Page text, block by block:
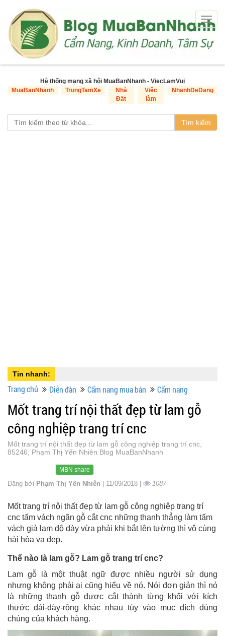
Hệ thống mạng xã hội MuaBanNhanh - ViecLamVui
MuaBanNhanh
TrungTamXe
Nhà
Đất
Việc
làm
NhanhDeDang
Tìm kiếm
Tin nhanh:
Trang chủ Diễn đàn Cẩm nang mua bán Cẩm nang
Mốt trang trí nội thất đẹp từ lam gỗ
công nghiệp trang trí cnc
Mốt trang trí nội thất đẹp từ lam gỗ công nghiệp trang trí cnc,
85246, Phạm Thị Yến Nhiên Blog MuaBanNhanh
MBN share
Đăng bởi Phạm Thị Yến Nhiên | 11/09/2018 | 1087
Mốt trang trí nội thất đẹp từ lam gỗ công nghiệp trang trí
cnc tấm vách ngăn gỗ cắt cnc những thanh thẳng làm tấm
vách giả lam độ dày vừa phải khi bắt lên tường thì vô cùng
hài hòa va đẹp.
Thế nào là lam gỗ? Lam gỗ trang trí cnc?
Lam gỗ là một thuật ngữ được nhiều người sử dụng
nhưng không phải ai cũng hiểu về nó. Nói đơn giản thì nó
là những thanh gỗ được cắt thành từng khối với kích
thước dài-dày-rộng khác nhau tùy vào mục đích dùng
chúng của khách hàng.